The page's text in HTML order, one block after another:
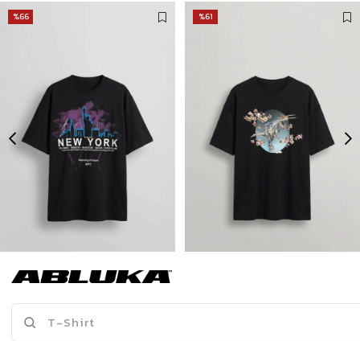
%66
Erkek New York Baskılı Oversize T-Shirt Siyah
%61